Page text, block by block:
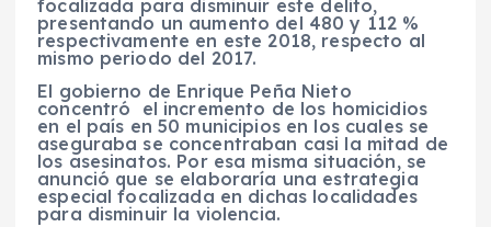
focalizada para disminuir este delito,
presentando un aumento del 480 y 112 %
respectivamente en este 2018, respecto al
mismo periodo del 2017.
El gobierno de Enrique Peña Nieto
concentró el incremento de los homicidios
en el país en 50 municipios en los cuales se
aseguraba se concentraban casi la mitad de
los asesinatos. Por esa misma situación, se
anunció que se elaboraría una estrategia
especial focalizada en dichas localidades
para disminuir la violencia.